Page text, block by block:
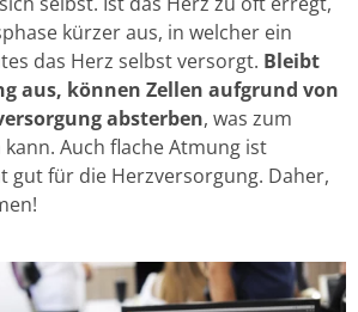
kürzer aus, in welcher ein
das Herz selbst versorgt. Bleibt
aus, können Zellen aufgrund von
absterben, was zum
Auch flache Atmung ist
gut für die Herzversorgung. Daher,